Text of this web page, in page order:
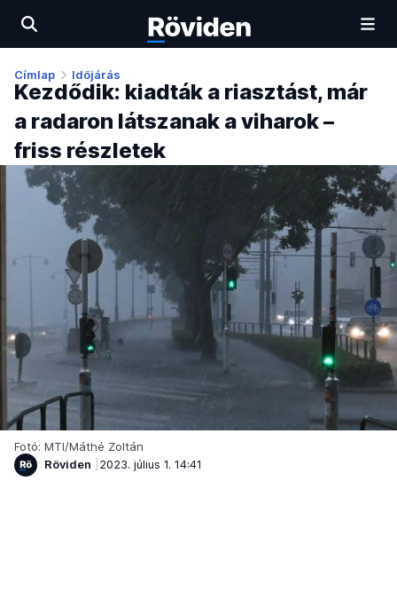
Címlap Időjárás
Kezdődik: kiadták a riasztást, már
a radaron látszanak a viharok –
friss részletek
Fotó: MTI/Máthé Zoltán
Röviden
2023. július 1. 14:41